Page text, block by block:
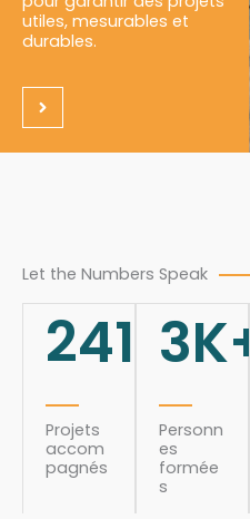
Let the Numbers Speak
utiles, mesurables et
durables.
241
Projets
accom
pagnés
3K+
Personn
es
formée
s